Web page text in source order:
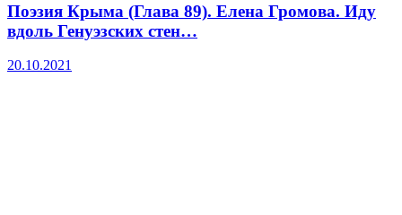
Поэзия Крыма (Глава 89). Елена Громова. Иду
вдоль Генуэзских стен…
20.10.2021